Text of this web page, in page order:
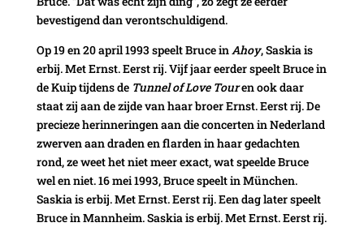
bevestigend dan verontschuldigend.
Op 19 en 20 april 1993 speelt Bruce inAhoy, Saskia is
erbij. Met Ernst. Eerst rij. Vijf jaar eerder speelt Bruce in
de Kuip tijdens de Tunnel of Love Touren ook daar
staat zij aan de zijde van haar broer Ernst. Eerst rij. De
precieze herinneringen aan die concerten in Nederland
zwerven aan draden en flarden in haar gedachten
rond, ze weet het niet meer exact, wat speelde Bruce
wel en niet. 16 mei 1993, Bruce speelt in München.
Saskia is erbij. Met Ernst. Eerst rij. Een dag later speelt
Bruce in Mannheim. Saskia is erbij. Met Ernst. Eerst rij.